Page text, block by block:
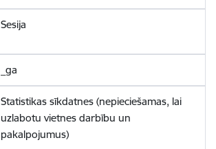
Sesija
_ga
Statistikas sīkdatnes (nepieciešamas, lai
uzlabotu vietnes darbību un
pakalpojumus)